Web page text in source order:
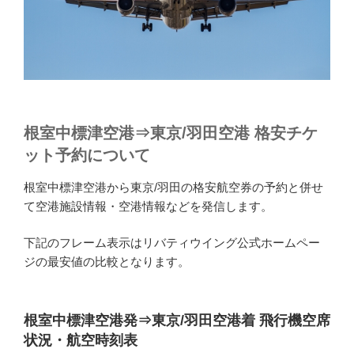
根室中標津空港⇒東京/羽田空港 格安チケ
ット予約について
根室中標津空港から東京/羽田の格安航空券の予約と併せ
て空港施設情報・空港情報などを発信します。
下記のフレーム表示はリバティウイング公式ホームペー
ジの最安値の比較となります。
根室中標津空港発⇒東京/羽田空港着 飛行機空席
状況・航空時刻表